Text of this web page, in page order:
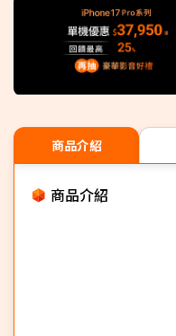
商品介紹
商品介紹